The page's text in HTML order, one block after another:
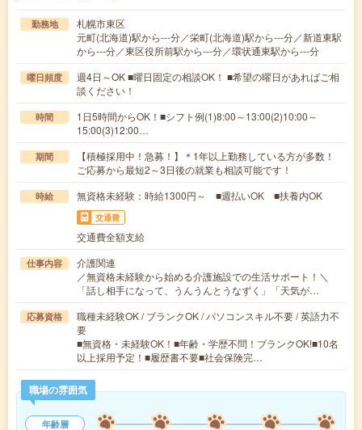
勤務地
札幌市東区
元町(北海道)駅から---分／栄町(北海道)駅から---分／新道東駅
から---分／東区役所前駅から---分／環状通東駅から---分
曜日頻度
週4日～OK ■曜日固定の相談OK！ ■希望の曜日があればご相
談ください！
時間
1日5時間からOK！■シフト例(1)8:00～13:00(2)10:00～
15:00(3)12:00…
期間
【積極採用中！急募！】＊1年以上勤務している方が多数！
ご応募から最短2～3日後の就業も相談可能です！
時給 無資格未経験：時給1300円～ ■週払いOK ■扶養内OK
交通費
交通費全額支給
仕事内容
介護関連
／無資格未経験から始める介護施設での生活サポート！＼
「話し相手になって、うんうんとうなずく」「天気が…
応募資格
職種未経験OK / ブランクOK / パソコンスキル不要 / 英語力不
要
■無資格・未経験OK！■年齢・学歴不問！ブランクOK!■10名
以上採用予定！■履歴書不要■社会保険完…
職場の雰囲気
年齢層